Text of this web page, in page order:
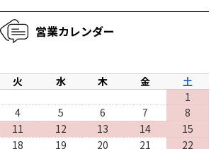
営業カレンダー
火 水 木 金
土
1
4 5 6 7
8
11 12 13 14
15
18 19 20 21
22